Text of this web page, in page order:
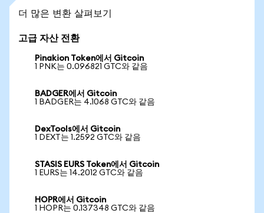
더 많은 변환 살펴보기
고급 자산 전환
Pinakion Token에서 Gitcoin
1 PNK는 0.096821 GTC와 같음
BADGER에서 Gitcoin
1 BADGER는 4.1068 GTC와 같음
DexTools에서 Gitcoin
1 DEXT는 1.2592 GTC와 같음
STASIS EURS Token에서 Gitcoin
1 EURS는 14.2012 GTC와 같음
HOPR에서 Gitcoin
1 HOPR는 0.137348 GTC와 같음